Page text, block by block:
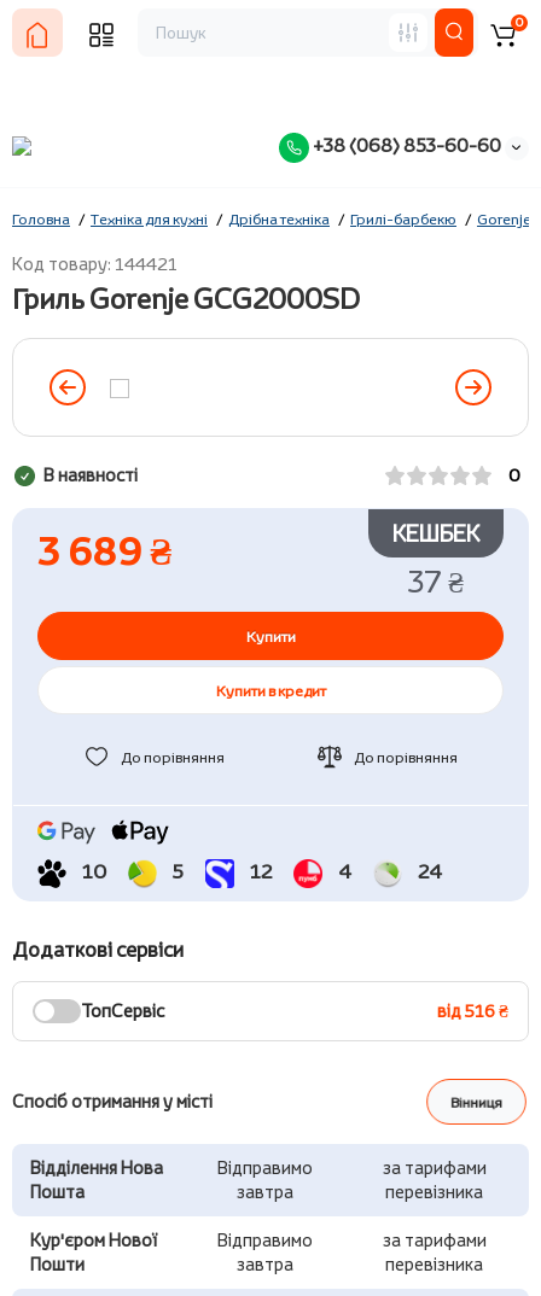
+38 (068) 853-60-60
0
Головна Техніка для кухні Дрібна техніка Грилі-барбекю Gorenje
Код товару: 144421
Гриль Gorenje GCG2000SD
В наявності 0
3 689 ₴ КЕШБЕК
37 ₴
Купити
Купити в кредит
До порівняння До порівняння
10 5 12 4 24
Додаткові сервіси
ТопСервіс від 516 ₴
Спосіб отримання у місті Вінниця
Відділення Нова
Пошта
Відправимо
завтра
за тарифами
перевізника
Кур'єром Нової
Пошти
Відправимо
завтра
за тарифами
перевізника